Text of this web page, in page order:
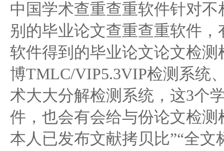
中国学术查重查重软件针对
别的毕业论文查重查重软件
软件得到的毕业论文论文检
博TMLC/VIP5.3VIP检测系统
术大大分解检测系统，这3个
件，也会有会给与份论文检测
本人已发布文献拷贝比”“全文